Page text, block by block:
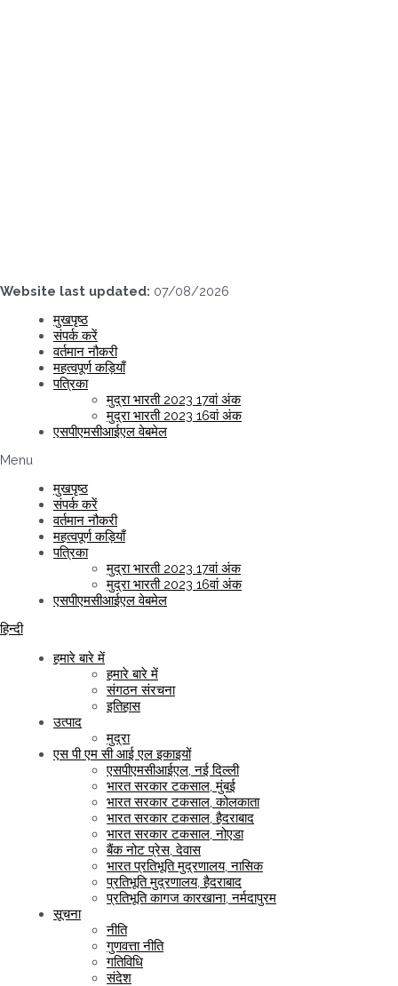
Website last updated: 07/08/2026
मुखपृष्ठ
संपर्क करें
वर्तमान नौकरी
महत्वपूर्ण कड़ियाँ
पत्रिका
मुद्रा भारती 2023 17वां अंक
मुद्रा भारती 2023 16वां अंक
एसपीएमसीआईएल वेबमेल
Menu
मुखपृष्ठ
संपर्क करें
वर्तमान नौकरी
महत्वपूर्ण कड़ियाँ
पत्रिका
मुद्रा भारती 2023 17वां अंक
मुद्रा भारती 2023 16वां अंक
एसपीएमसीआईएल वेबमेल
हिन्दी
हमारे बारे में
हमारे बारे में
संगठन संरचना
इतिहास
उत्पाद
मुद्रा
एस पी एम सी आई एल इकाइयों
एसपीएमसीआईएल, नई दिल्ली
भारत सरकार टकसाल, मुंबई
भारत सरकार टकसाल, कोलकाता
भारत सरकार टकसाल, हैदराबाद
भारत सरकार टकसाल, नोएडा
बैंक नोट प्रेस, देवास
भारत प्रतिभूति मुद्रणालय, नासिक
प्रतिभूति मुद्रणालय, हैदराबाद
प्रतिभूति कागज कारखाना, नर्मदापुरम
सूचना
नीति
गुणवत्ता नीति
गतिविधि
संदेश